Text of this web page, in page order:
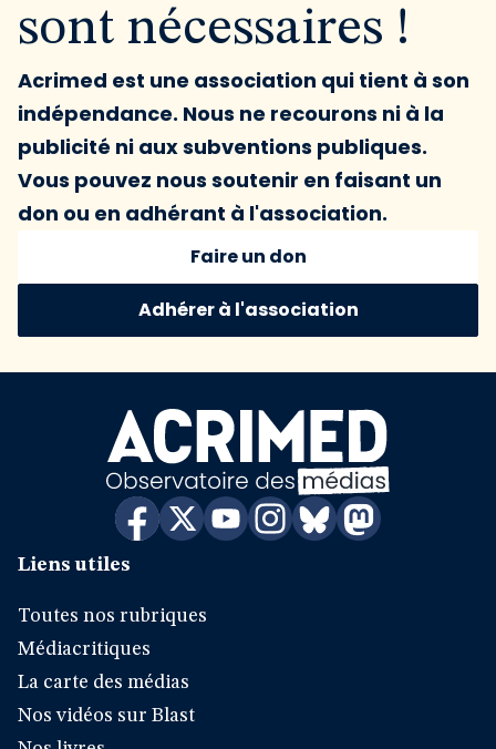
sont nécessaires !
Acrimed est une association qui tient à son
indépendance. Nous ne recourons ni à la
publicité ni aux subventions publiques.
Vous pouvez nous soutenir en faisant un
don ou en adhérant à l'association.
Faire un don
Adhérer à l'association
Liens utiles
Toutes nos rubriques
Médiacritiques
La carte des médias
Nos vidéos sur Blast